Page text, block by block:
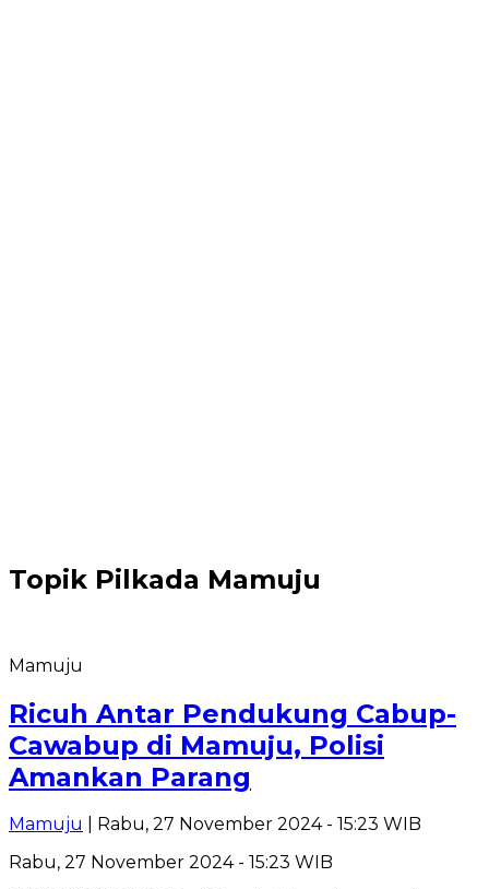
Topik Pilkada Mamuju
Mamuju
Ricuh Antar Pendukung Cabup-
Cawabup di Mamuju, Polisi
Amankan Parang
Mamuju
| Rabu, 27 November 2024 - 15:23 WIB
Rabu, 27 November 2024 - 15:23 WIB